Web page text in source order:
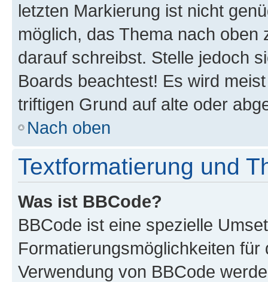
letzten Markierung ist nicht
möglich, das Thema nach oben
darauf schreibst. Stelle jedoch
Boards beachtest! Es wird
triftigen Grund auf alte oder
Nach oben
Textformatierung und
Was ist BBCode?
BBCode ist eine spezielle
Formatierungsmöglichkeiten
Verwendung von BBCode